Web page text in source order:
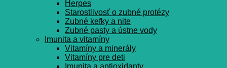
Herpes
Starostlivosť o zubné protézy
Zubné kefky a nite
Zubné pasty a ústne vody
Imunita a vitamíny
Vitamíny a minerály
Vitamíny pre deti
Imunita a antioxidanty